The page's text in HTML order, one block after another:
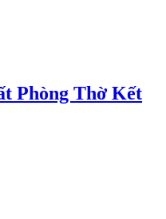
Phòng Thờ Kết